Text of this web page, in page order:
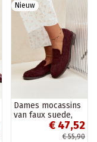
Nieuw
Dames mocassins
van faux suede,
bordeaux Laisie
€ 47,52
€ 55,90